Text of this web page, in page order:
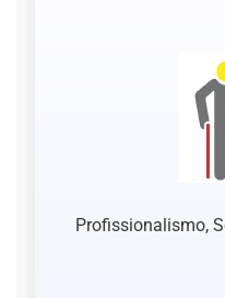
Profissionalismo,